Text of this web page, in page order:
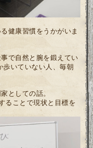
健康習慣をうかがいま
で自然と腕を鍛えてい
歩いていない人、毎朝
としての話。
ることで現状と目標を